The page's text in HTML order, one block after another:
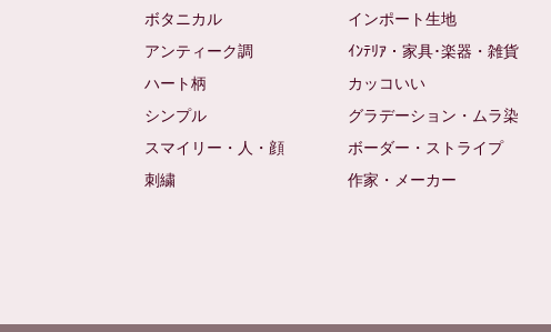
ボタニカル
インポート生地
アンティーク調
ｲﾝﾃﾘｱ・家具･楽器・雑貨
ハート柄
カッコいい
シンプル
グラデーション・ムラ染
スマイリー・人・顔
ボーダー・ストライプ
刺繍
作家・メーカー